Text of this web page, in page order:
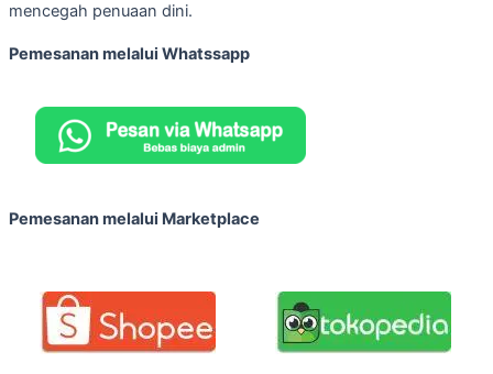
mencegah penuaan dini.
Pemesanan melalui Whatssapp
Pemesanan melalui Marketplace